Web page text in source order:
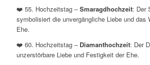
❤️ 55. Hochzeitstag –Smaragdhochzeit: Der
symbolisiert die unvergängliche Liebe und das
Ehe.
❤️ 60. Hochzeitstag – Diamanthochzeit: Der
unzerstörbare Liebe und Festigkeit der Ehe.